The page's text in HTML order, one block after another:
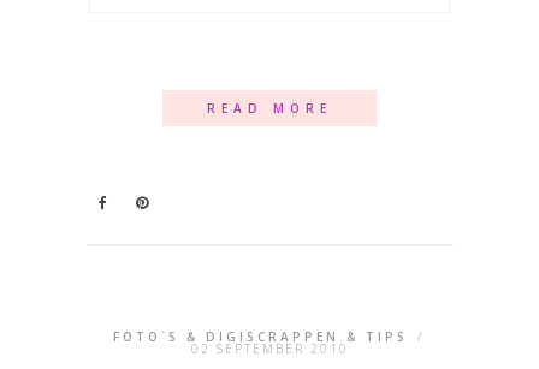
READ MORE
FOTO`S & DIGISCRAPPEN & TIPS /
02 SEPTEMBER 2010